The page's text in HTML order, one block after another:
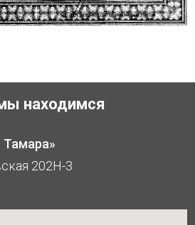
находимся
202Н-3